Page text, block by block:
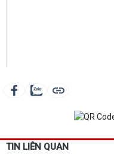
TIN LIÊN QUAN